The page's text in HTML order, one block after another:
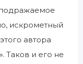
искрометный
автора
Таков и его не